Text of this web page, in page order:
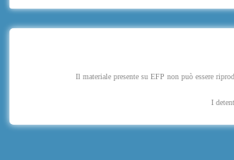
Il materiale presente su EFP non può essere
I